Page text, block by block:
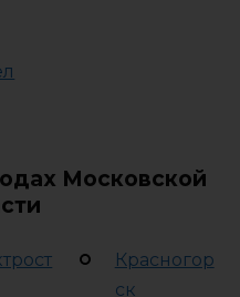
Московской
Красногор
ск